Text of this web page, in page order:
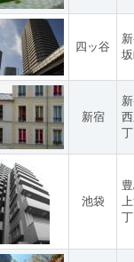
四ッ谷
新宿
池袋